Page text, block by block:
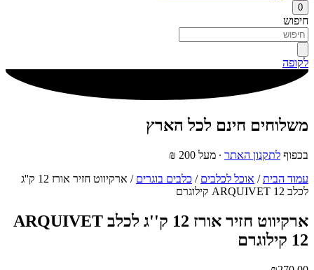
0
חיפוש
לקופה
משלוחים חינם לכל הארץ
בכפוף לתקנון האתר ∙ מעל 200 ₪
עמוד הבית/ אוכל לכלבים / כלבים בוגרים
/ ארקיווט חזיר אורז 12 ק''ג
לכלב ARQUIVET 12 קילוגרם
ארקיווט חזיר אורז 12 ק''ג לכלב ARQUIVET
12 קילוגרם